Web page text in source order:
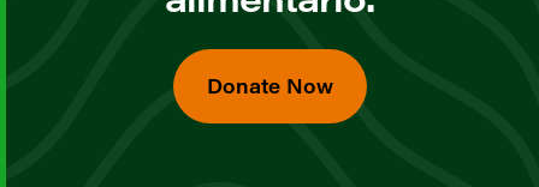
Donate Now